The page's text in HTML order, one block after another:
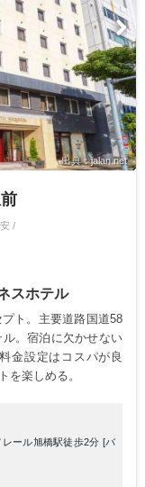
出典：jalan.net
/
スホテル
ト。主要道路国道58
。宿泊に欠かせない
金設定はコスパが良
を楽しめる。
ール旭橋駅徒歩2分 [バ